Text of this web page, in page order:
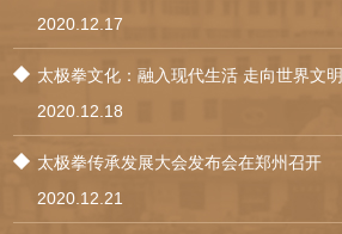
2020.12.17
太极拳文化：融入现代生活 走向世界文明
2020.12.18
太极拳传承发展大会发布会在郑州召开
2020.12.21